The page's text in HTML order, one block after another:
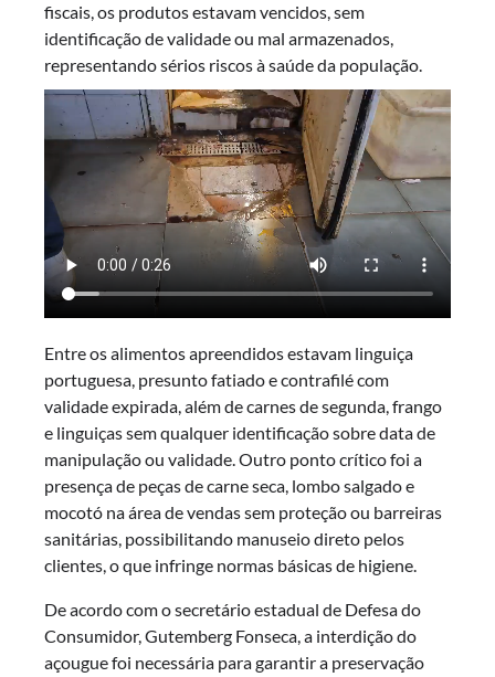
fiscais, os produtos estavam vencidos, sem
identificação de validade ou mal armazenados,
representando sérios riscos à saúde da população.
Entre os alimentos apreendidos estavam linguiça
portuguesa, presunto fatiado e contrafilé com
validade expirada, além de carnes de segunda, frango
e linguiças sem qualquer identificação sobre data de
manipulação ou validade. Outro ponto crítico foi a
presença de peças de carne seca, lombo salgado e
mocotó na área de vendas sem proteção ou barreiras
sanitárias, possibilitando manuseio direto pelos
clientes, o que infringe normas básicas de higiene.
De acordo com o secretário estadual de Defesa do
Consumidor, Gutemberg Fonseca, a interdição do
açougue foi necessária para garantir a preservação